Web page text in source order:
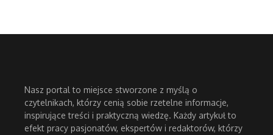
Nasz portal to miejsce stworzone z myślą o
czytelnikach, którzy cenią sobie rzetelne informacje,
inspirujące treści i praktyczną wiedzę. Każdy artykuł to
efekt pracy pasjonatów, ekspertów i redaktorów, którzy